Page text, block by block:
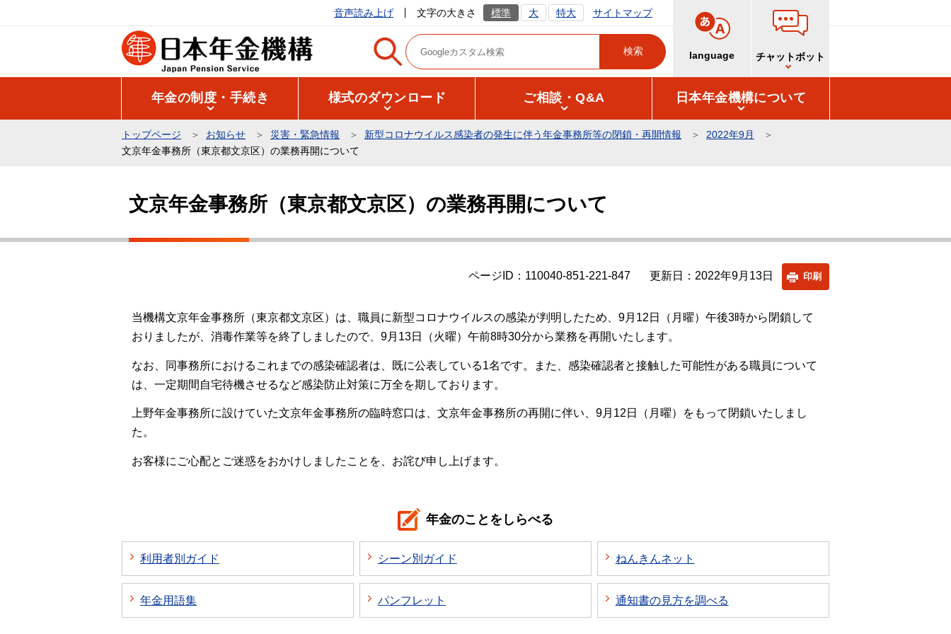
の
音声読み上げ 文字の大きさ 標準 大 特大 サイトマップ
language チャットボット
年金の制度・手続き 様式のダウンロード ご相談・Q&A 日本年金機構について
トップページ お知らせ 災害・緊急情報 新型コロナウイルス感染者の発生に伴う年金事務所等の閉鎖・再開情報
2022年9月
文京年金事務所（東京都文京区）の業務再開について
文京年金事務所（東京都文京区）の業務再開について
ページID：110040-851-221-847 更新日：2022年9月13日 印刷
当機構文京年金事務所（東京都文京区）は、職員に新型コロナウイルスの感染が判明したため、9月12日（月曜）午後3時から閉鎖して
おりましたが、消毒作業等を終了しましたので、9月13日（火曜）午前8時30分から業務を再開いたします。
なお、同事務所におけるこれまでの感染確認者は、既に公表している1名です。また、感染確認者と接触した可能性がある職員について
は、一定期間自宅待機させるなど感染防止対策に万全を期しております。
上野年金事務所に設けていた文京年金事務所の臨時窓口は、文京年金事務所の再開に伴い、9月12日（月曜）をもって閉鎖いたしまし
た。
お客様にご心配とご迷惑をおかけしましたことを、お詫び申し上げます。
年金のことをしらべる
利用者別ガイド シーン別ガイド ねんきんネット
年金用語集 パンフレット 通知書の見方を調べる